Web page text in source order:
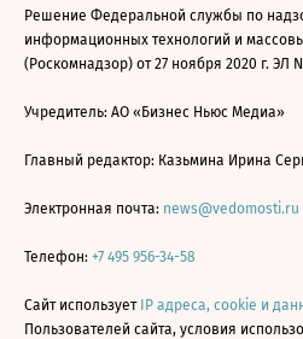
Решение Федеральной службы по
информационных технологий и
(Роскомнадзор) от 27 ноября 2020 г. ЭЛ
Учредитель: АО «Бизнес Ньюс Медиа»
Главный редактор: Казьмина Ирина
Электронная почта: news@vedomosti.ru
Телефон: +7 495 956-34-58
Сайт использует IP адреса, cookie и
Пользователей сайта, условия